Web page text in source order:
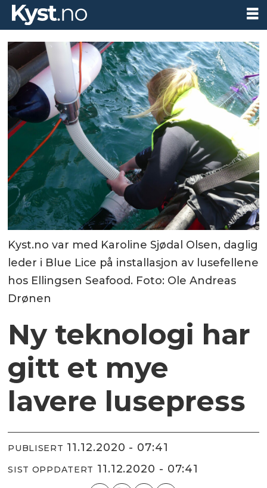
Kyst.no var med Karoline Sjødal Olsen, daglig
leder i Blue Lice på installasjon av lusefellene
hos Ellingsen Seafood. Foto: Ole Andreas
Drønen
Ny teknologi har
gitt et mye
lavere lusepress
PUBLISERT 11.12.2020 - 07:41
SIST OPPDATERT 11.12.2020 - 07:41